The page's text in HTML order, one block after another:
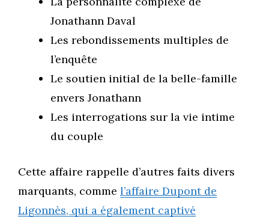
Jonathann Daval
Les rebondissements multiples de
l’enquête
Le soutien initial de la belle-famille
envers Jonathann
Les interrogations sur la vie intime
du couple
Cette affaire rappelle d’autres faits divers
marquants, comme l’affaire Dupont de
Ligonnès, qui a également captivé